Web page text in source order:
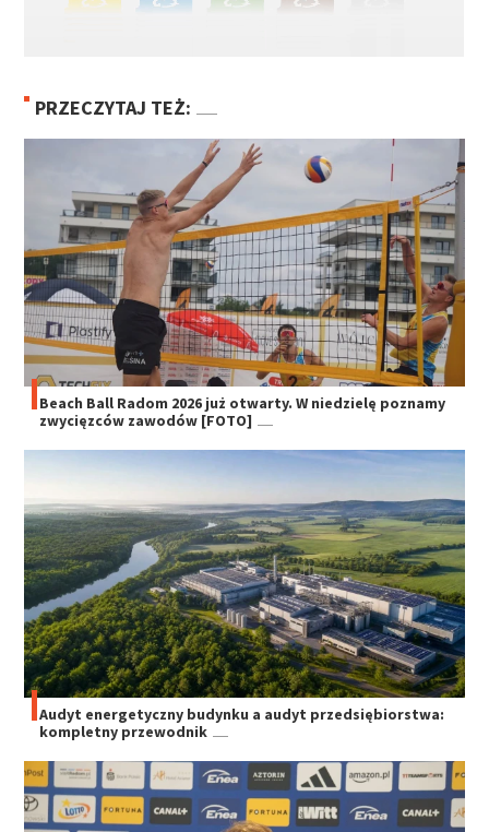
PRZECZYTAJ TEŻ:
Beach Ball Radom 2026 już otwarty. W niedzielę poznamy
zwycięzców zawodów [FOTO]
Audyt energetyczny budynku a audyt przedsiębiorstwa:
kompletny przewodnik